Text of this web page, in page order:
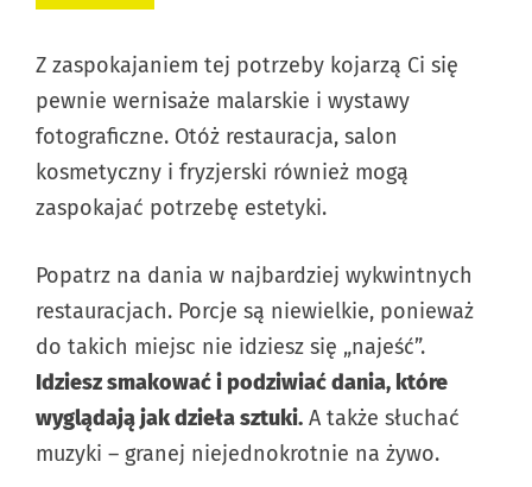
Z zaspokajaniem tej potrzeby kojarzą Ci się
pewnie wernisaże malarskie i wystawy
fotograficzne. Otóż restauracja, salon
kosmetyczny i fryzjerski również mogą
zaspokajać potrzebę estetyki.
Popatrz na dania w najbardziej wykwintnych
restauracjach. Porcje są niewielkie, ponieważ
do takich miejsc nie idziesz się „najeść”.
Idziesz smakować i podziwiać dania, które
wyglądają jak dzieła sztuki. A także słuchać
muzyki – granej niejednokrotnie na żywo.